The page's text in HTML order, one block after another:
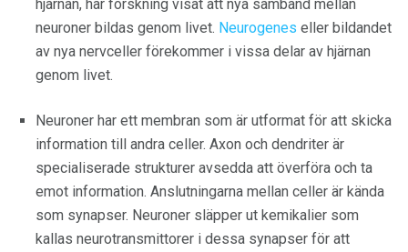
hjärnan, har forskning visat att nya samband mellan
neuroner bildas genom livet. Neurogenes eller bildandet
av nya nervceller förekommer i vissa delar av hjärnan
genom livet.
Neuroner har ett membran som är utformat för att skicka
information till andra celler. Axon och dendriter är
specialiserade strukturer avsedda att överföra och ta
emot information. Anslutningarna mellan celler är kända
som synapser. Neuroner släpper ut kemikalier som
kallas neurotransmittorer i dessa synapser för att